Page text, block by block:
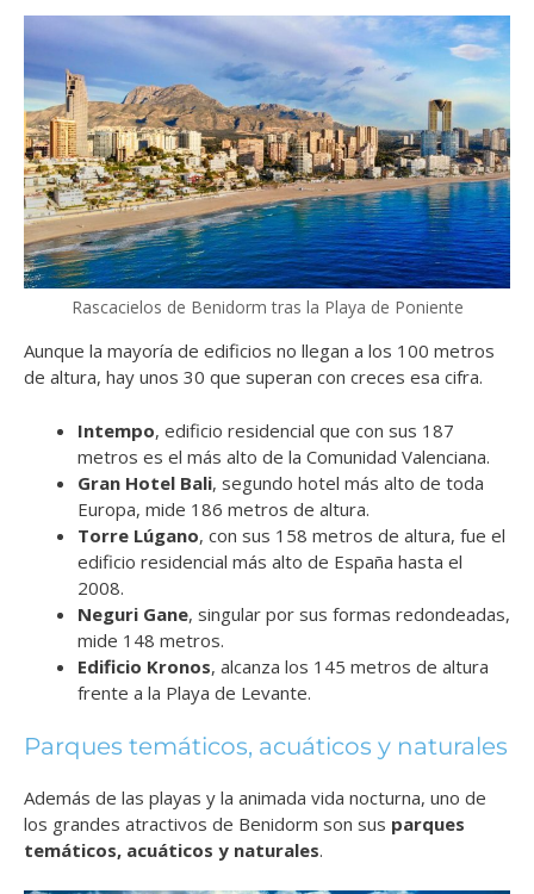
Rascacielos de Benidorm tras la Playa de Poniente
Aunque la mayoría de edificios no llegan a los 100 metros
de altura, hay unos 30 que superan con creces esa cifra.
Intempo, edificio residencial que con sus 187
metros es el más alto de la Comunidad Valenciana.
Gran Hotel Bali, segundo hotel más alto de toda
Europa, mide 186 metros de altura.
Torre Lúgano, con sus 158 metros de altura, fue el
edificio residencial más alto de España hasta el
2008.
Neguri Gane, singular por sus formas redondeadas,
mide 148 metros.
Edificio Kronos, alcanza los 145 metros de altura
frente a la Playa de Levante.
Parques temáticos, acuáticos y naturales
Además de las playas y la animada vida nocturna, uno de
los grandes atractivos de Benidorm son sus parques
temáticos, acuáticos y naturales.